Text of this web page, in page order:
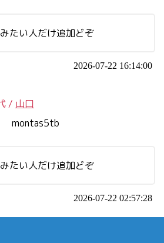
たい人だけ追加どぞ
2026-07-22 16:14:00
/ 山口
montas5tb
たい人だけ追加どぞ
2026-07-22 02:57:28